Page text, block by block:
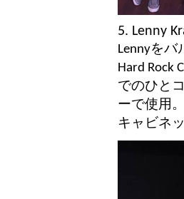
5. Lenny
Lennyを
Hard Rock
でのひと
ーで使用
キャビネ